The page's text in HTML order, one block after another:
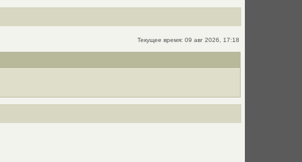
Текущее время: 09 авг 2026, 17:18